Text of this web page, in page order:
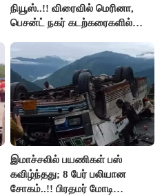
நியூஸ்..!! விரைவில் மெரினா,
பெசன்ட் நகர் கடற்கரைகளில்
இமாச்சலில் பயணிகள் பஸ்
கவிழ்ந்தது; 8 பேர் பலியான
சோகம்..!! பிரதமர் மோடி